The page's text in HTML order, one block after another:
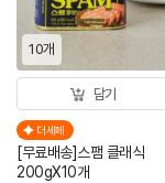
10개
담기
더세페
[무료배송]스팸 클래식
200gX10개